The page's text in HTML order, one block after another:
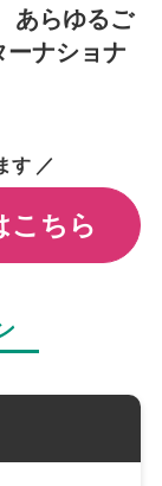
あらゆるご
ーナショナ
す ／
こちら